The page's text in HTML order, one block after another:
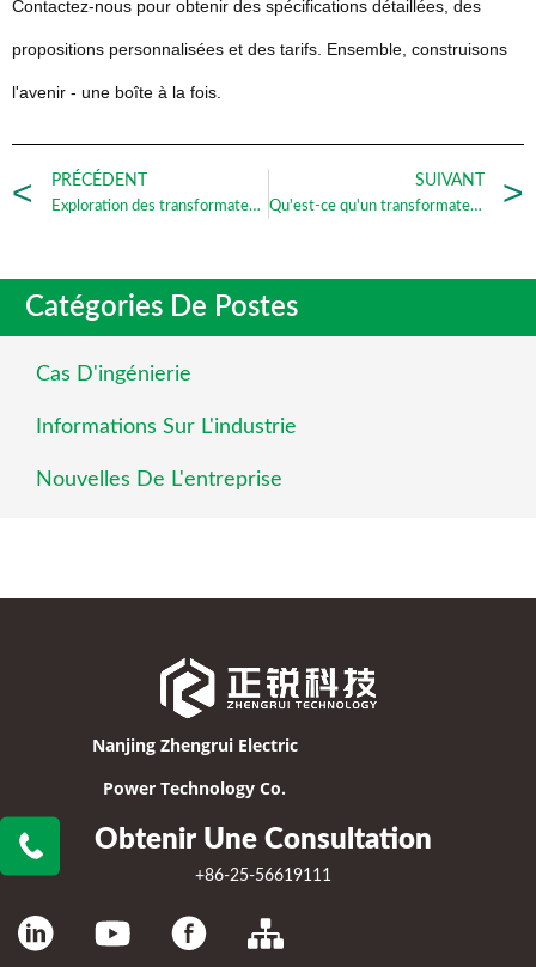
Catégories De Postes
Cas D'ingénierie
Informations Sur L'industrie
Nouvelles De L'entreprise
Contactez-nous pour obtenir des spécifications détaillées, des
propositions personnalisées et des tarifs. Ensemble, construisons
l'avenir - une boîte à la fois.
PRÉCÉDENT
Exploration des transformateurs à sec : Héros méconnus du monde électrique
SUIVANT
Qu'est-ce qu'un transformateur à sec ?
Nanjing Zhengrui Electric
Power Technology Co.
Obtenir Une Consultation
+86-25-56619111